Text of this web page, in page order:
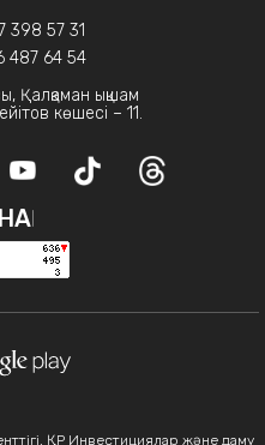
398 57 31
487 64 54
Қалқаман ықшам
көшесі – 11.
ҚР Инвестициялар және даму